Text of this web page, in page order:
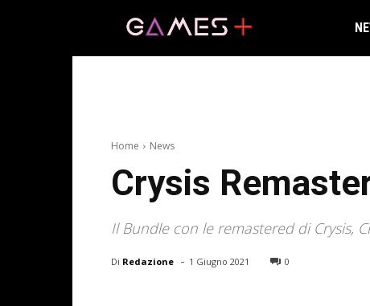
Home News
Crysis
Il Bundle con le remastered di Crysis,
Di Redazione - 1 Giugno 2021 0